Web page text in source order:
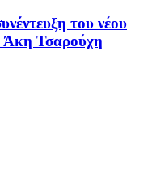
του νέου
Άκη Τσαρούχη